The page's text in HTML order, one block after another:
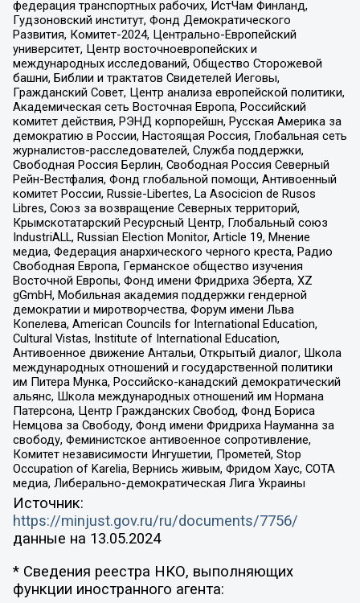
федерация транспортных рабочих, ИстЧам Финланд,
Гудзоновский институт, Фонд Демократического
Развития, Комитет-2024, Центрально-Европейский
университет, Центр восточноевропейских и
международных исследований, Общество Сторожевой
башни, Библии и трактатов Свидетелей Иеговы,
Гражданский Совет, Центр анализа европейской политики,
Академическая сеть Восточная Европа, Российский
комитет действия, РЭНД корпорейшн, Русская Америка за
демократию в России, Настоящая Россия, Глобальная сеть
журналистов-расследователей, Служба поддержки,
Свободная Россия Берлин, Свободная Россия Северный
Рейн-Вестфалия, Фонд глобальной помощи, Антивоенный
комитет России, Russie-Libertes, La Asocicion de Rusos
Libres, Союз за возвращение Северных территорий,
Крымскотатарский Ресурсный Центр, Глобальный союз
IndustriALL, Russian Election Monitor, Article 19, Мнение
медиа, Федерация анархического черного креста, Радио
Свободная Европа, Германское общество изучения
Восточной Европы, Фонд имени Фридриха Эберта, XZ
gGmbH, Мобильная академия поддержки гендерной
демократии и миротворчества, Форум имени Льва
Копелева, American Councils for International Education,
Cultural Vistas, Institute of International Education,
Антивоенное движение Антальи, Открытый диалог, Школа
международных отношений и государственной политики
им Питера Мунка, Российско-канадский демократический
альянс, Школа международных отношений им Нормана
Патерсона, Центр Гражданских Свобод, Фонд Бориса
Немцова за Свободу, Фонд имени Фридриха Науманна за
свободу, Феминистское антивоенное сопротивление,
Комитет независимости Ингушетии, Прометей, Stop
Occupation of Karelia, Вернись живым, Фридом Хаус, СОТА
медиа, Либерально-демократическая Лига Украины
Источник:
https://minjust.gov.ru/ru/documents/7756/
данные на 13.05.2024
* Сведения реестра НКО, выполняющих
функции иностранного агента: